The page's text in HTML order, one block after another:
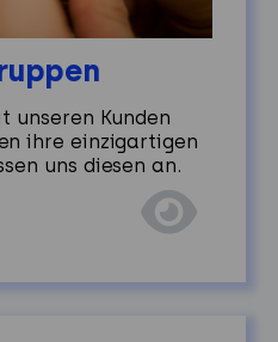
unseren Kunden
ihre einzigartigen
uns diesen an.